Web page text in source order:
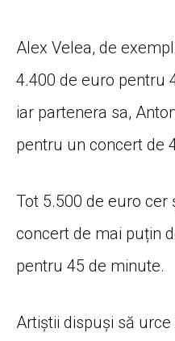
Alex Velea, de
4.400 de euro pentru
iar partenera sa,
pentru un concert de
Tot 5.500 de euro cer
concert de mai puțin
pentru 45 de minute.
Artiștii dispuși să